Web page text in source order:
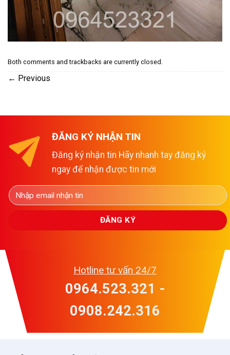
Both comments and trackbacks are currently closed.
← Previous
ĐĂNG KÝ NHẬN TIN
Đăng ký nhận tin Hãy nhanh tay đăng ký
ngay để nhận được tin mới
Hotline tư vấn 24/7
0964.523.321 -
0908.242.316